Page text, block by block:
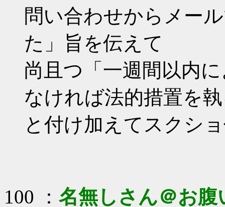
問い合わせからメー
た」旨を伝えて
尚且つ「一週間以内
なければ法的措置を
と付け加えてスクシ
100 ： 名無しさん＠お腹